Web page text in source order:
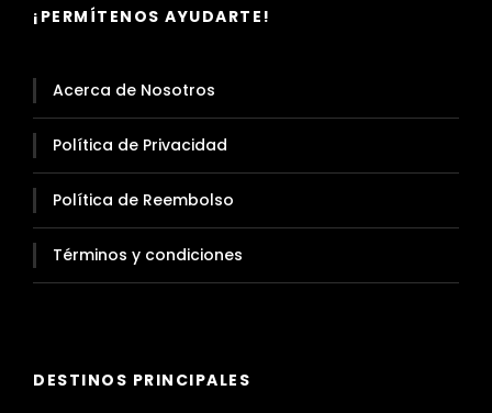
¡PERMÍTENOS AYUDARTE!
Acerca de Nosotros
Política de Privacidad
Política de Reembolso
Términos y condiciones
DESTINOS PRINCIPALES